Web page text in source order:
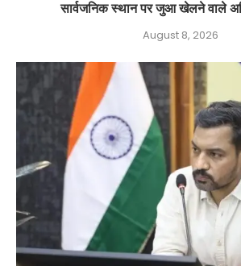
सार्वजनिक स्थान पर जुआ खेलने वाले
August 8, 2026